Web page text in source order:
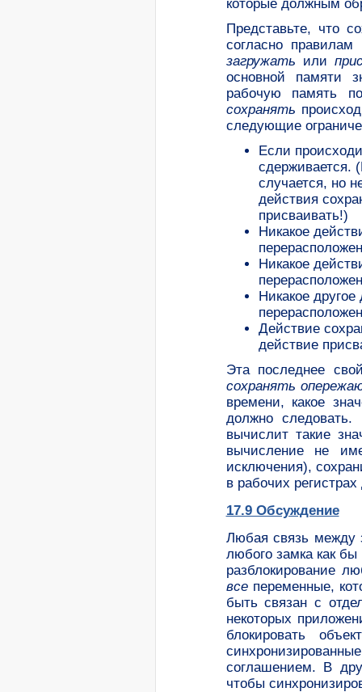
которые должным
Представьте, что
согласно
загружать или
основной памяти
рабочую память
сохранять
следующие
Если
сдерживается.
случается, но
действия
присваивать!)
Никакое
Никакое
Никакое
Действие
действие
Эта последнее
сохранять
времени, какое
должно следовать.
вычислит такие
вычисление не
исключения),
в рабочих
17.9 Обсуждение
Любая связь между
любого замка как
разблокирование
всепеременные,
быть связан с
некоторых
блокировать
соглашением. В
чтобы